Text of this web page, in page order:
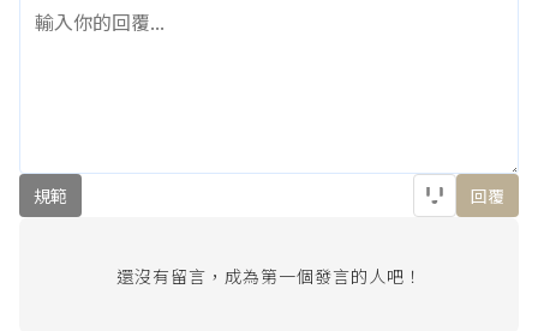
規範 回覆
還沒有留言，成為第一個發言的人吧！